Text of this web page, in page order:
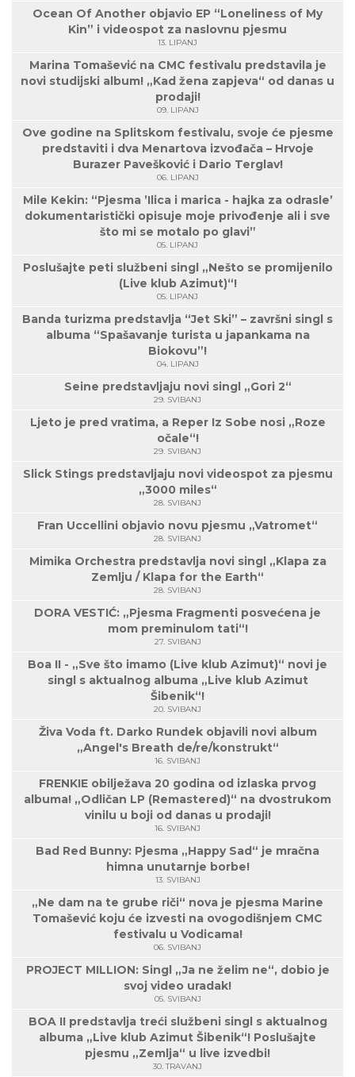
Ocean Of Another objavio EP “Loneliness of My
Kin” i videospot za naslovnu pjesmu
13. LIPANJ
Marina Tomašević na CMC festivalu predstavila je
novi studijski album! „Kad žena zapjeva“ od danas u
prodaji!
09. LIPANJ
Ove godine na Splitskom festivalu, svoje će pjesme
predstaviti i dva Menartova izvođača – Hrvoje
Burazer Pavešković i Dario Terglav!
06. LIPANJ
Mile Kekin: “Pjesma ’Ilica i marica - hajka za odrasle’
dokumentaristički opisuje moje privođenje ali i sve
što mi se motalo po glavi”
05. LIPANJ
Poslušajte peti službeni singl „Nešto se promijenilo
(Live klub Azimut)“!
05. LIPANJ
Banda turizma predstavlja “Jet Ski” – završni singl s
albuma “Spašavanje turista u japankama na
Biokovu”!
04. LIPANJ
Seine predstavljaju novi singl „Gori 2“
29. SVIBANJ
Ljeto je pred vratima, a Reper Iz Sobe nosi „Roze
očale“!
29. SVIBANJ
Slick Stings predstavljaju novi videospot za pjesmu
„3000 miles“
28. SVIBANJ
Fran Uccellini objavio novu pjesmu „Vatromet“
28. SVIBANJ
Mimika Orchestra predstavlja novi singl „Klapa za
Zemlju / Klapa for the Earth“
28. SVIBANJ
DORA VESTIĆ: „Pjesma Fragmenti posvećena je
mom preminulom tati“!
27. SVIBANJ
Boa II - „Sve što imamo (Live klub Azimut)“ novi je
singl s aktualnog albuma „Live klub Azimut
Šibenik“!
20. SVIBANJ
Živa Voda ft. Darko Rundek objavili novi album
„Angel's Breath de/re/konstrukt“
16. SVIBANJ
FRENKIE obilježava 20 godina od izlaska prvog
albuma! „Odličan LP (Remastered)“ na dvostrukom
vinilu u boji od danas u prodaji!
16. SVIBANJ
Bad Red Bunny: Pjesma „Happy Sad“ je mračna
himna unutarnje borbe!
13. SVIBANJ
„Ne dam na te grube riči“ nova je pjesma Marine
Tomašević koju će izvesti na ovogodišnjem CMC
festivalu u Vodicama!
06. SVIBANJ
PROJECT MILLION: Singl „Ja ne želim ne“, dobio je
svoj video uradak!
05. SVIBANJ
BOA II predstavlja treći službeni singl s aktualnog
albuma „Live klub Azimut Šibenik“! Poslušajte
pjesmu „Zemlja“ u live izvedbi!
30. TRAVANJ